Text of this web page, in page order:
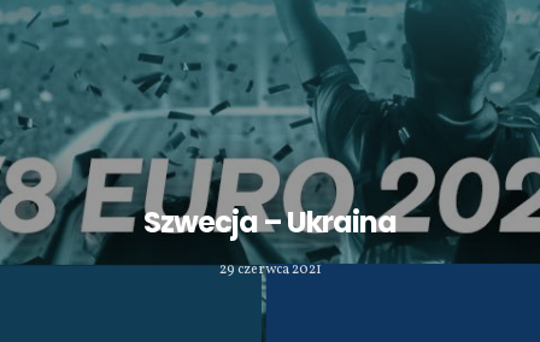
Szwecja – Ukraina
29 czerwca 2021